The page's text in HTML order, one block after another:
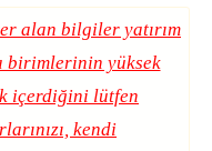
alan bilgiler yatırım
birimlerinin yüksek
içerdiğini lütfen
kendi